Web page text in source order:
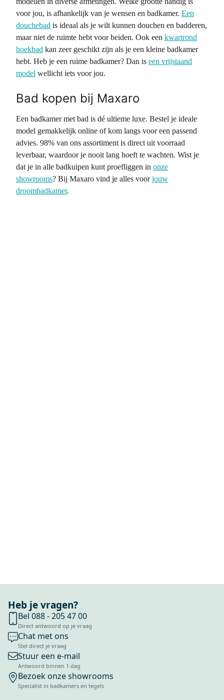
voor jou, is afhankelijk van je wensen en badkamer. Een
douchebad is ideaal als je wilt kunnen douchen en badderen,
maar niet de ruimte hebt voor beiden. Ook een kwartrond
hoekbad kan zeer geschikt zijn als je een kleine badkamer
hebt. Heb je een ruime badkamer? Dan is een vrijstaand
model wellicht iets voor jou.
Bad kopen bij Maxaro
Een badkamer met bad is dé ultieme luxe. Bestel je ideale
model gemakkelijk online of kom langs voor een passend
advies. 98% van ons assortiment is direct uit voorraad
leverbaar, waardoor je nooit lang hoeft te wachten. Wist je
dat je in alle badkuipen kunt proefliggen in onze
showrooms? Bij Maxaro vind je alles voorjouw
droombadkamer.
Heb je vragen?
Bel 088 - 205 47 00
Direct antwoord op je vraag
Chat met ons
Stel direct je vraag
Stuur een e-mail
Antwoord binnen 1 dag
Bezoek onze showrooms
Specialist in badkamers en tegels